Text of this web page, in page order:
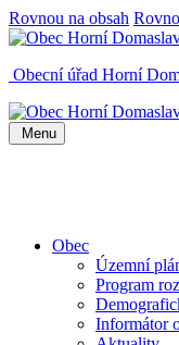
Rovnou na obsah
Obecní úřad Horní
Menu
Obec
Územní
Program
Informátor